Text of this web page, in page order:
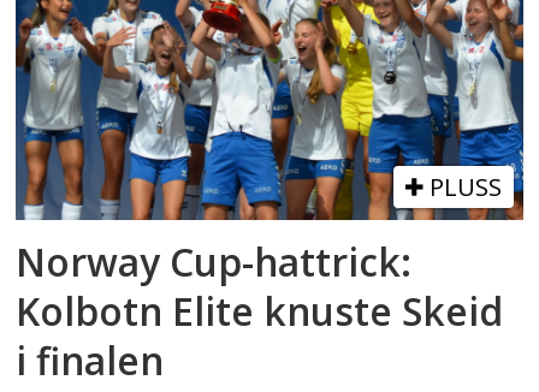
PLUSS
Norway Cup-hattrick:
Kolbotn Elite knuste Skeid
i finalen